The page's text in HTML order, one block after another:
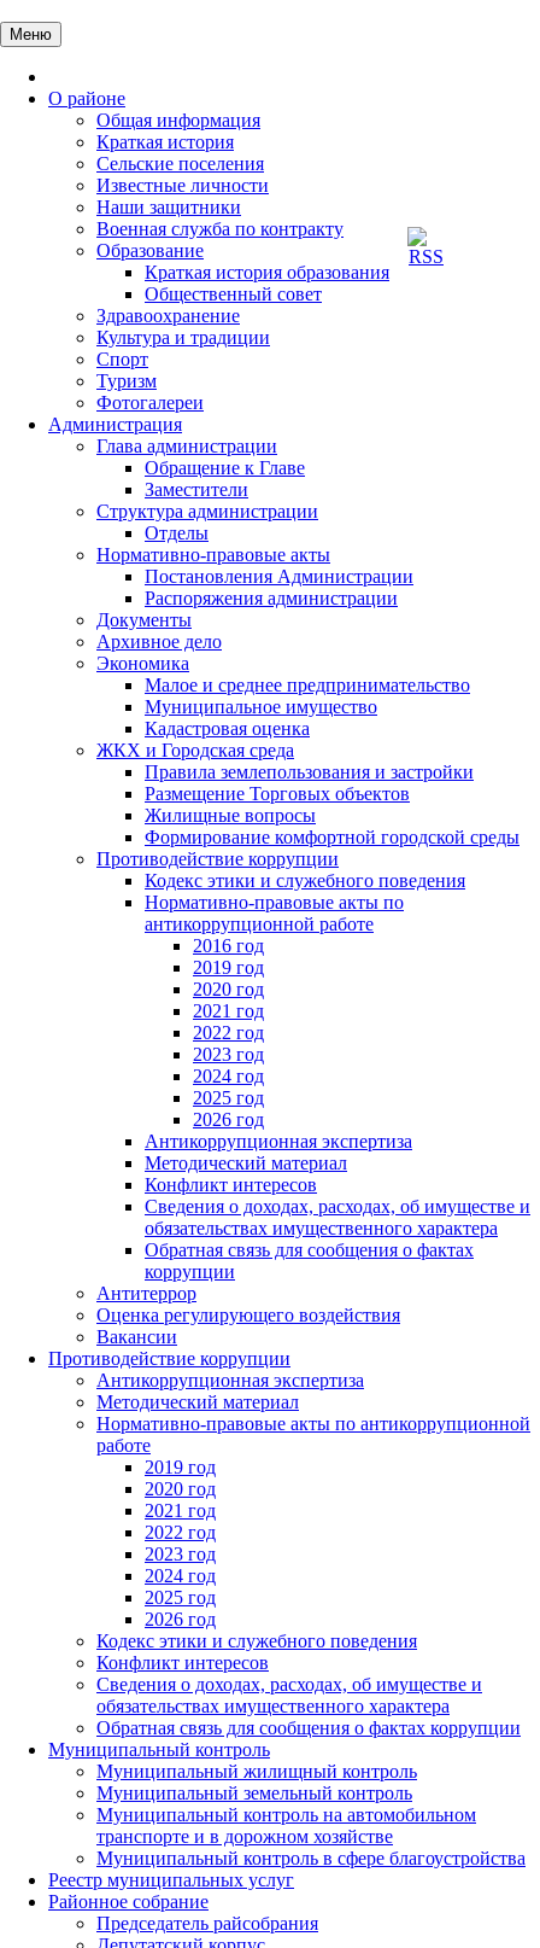
к
содержимому
Меню
О районе
Общая информация
Краткая история
Сельские поселения
Известные личности
Наши защитники
Военная служба по контракту
Образование
Краткая история образования
Общественный совет
Здравоохранение
Культура и традиции
Спорт
Туризм
Фотогалереи
Администрация
Глава администрации
Обращение к Главе
Заместители
Структура администрации
Отделы
Нормативно-правовые акты
Постановления Администрации
Распоряжения администрации
Документы
Архивное дело
Экономика
Малое и среднее предпринимательство
Муниципальное имущество
Кадастровая оценка
ЖКХ и Городская среда
Правила землепользования и застройки
Размещение Торговых объектов
Жилищные вопросы
Формирование комфортной городской среды
Противодействие коррупции
Кодекс этики и служебного поведения
Нормативно-правовые акты по
антикоррупционной работе
2016 год
2019 год
2020 год
2021 год
2022 год
2023 год
2024 год
2025 год
2026 год
Антикоррупционная экспертиза
Методический материал
Конфликт интересов
Сведения о доходах, расходах, об имуществе и
обязательствах имущественного характера
Обратная связь для сообщения о фактах
коррупции
Антитеррор
Оценка регулирующего воздействия
Вакансии
Противодействие коррупции
Антикоррупционная экспертиза
Методический материал
Нормативно-правовые акты по антикоррупционной
работе
2019 год
2020 год
2021 год
2022 год
2023 год
2024 год
2025 год
2026 год
Кодекс этики и служебного поведения
Конфликт интересов
Сведения о доходах, расходах, об имуществе и
обязательствах имущественного характера
Обратная связь для сообщения о фактах коррупции
Муниципальный контроль
Муниципальный жилищный контроль
Муниципальный земельный контроль
Муниципальный контроль на автомобильном
транспорте и в дорожном хозяйстве
Муниципальный контроль в сфере благоустройства
Реестр муниципальных услуг
Районное собрание
Председатель райсобрания